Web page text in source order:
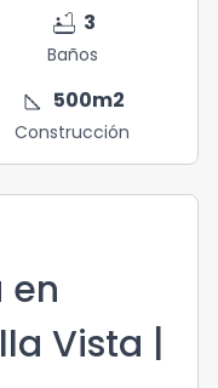
bathtub 3
Baños
square_foot 500m2
Construcción
en
Vista |